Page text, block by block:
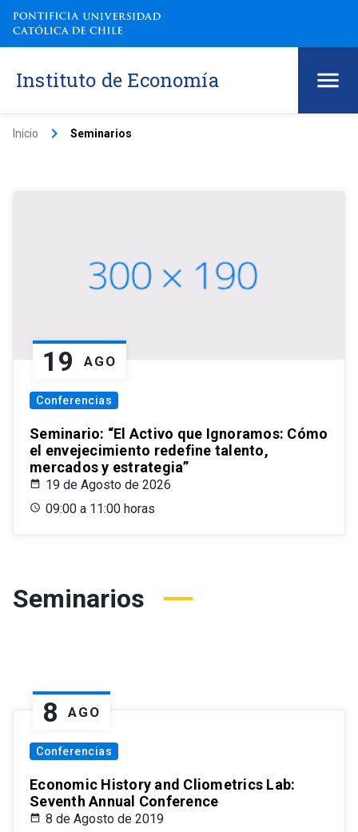
Instituto de Economía
Inicio keyboard_arrow_right Seminarios
19 AGO
Conferencias
Seminario: “El Activo que Ignoramos: Cómo
el envejecimiento redefine talento,
mercados y estrategia”
19 de Agosto de 2026
09:00 a 11:00 horas
Seminarios
8 AGO
Conferencias
Economic History and Cliometrics Lab:
Seventh Annual Conference
8 de Agosto de 2019